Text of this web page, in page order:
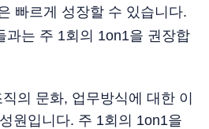
빠르게 성장할 수 있습니다.
과는 주 1회의 1on1을 권장합
의 문화, 업무방식에 대한 이
원입니다. 주 1회의 1on1을